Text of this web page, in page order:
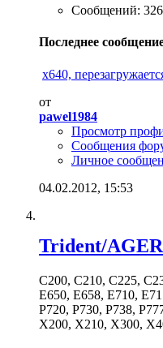
Сообщений: 326
Последнее
x640,
от
pawel1984
Просмотр
Сообщения
Личное
04.02.2012, 15:53
Trident/
C200, C210, C225,
E650, E658, E710,
P720, P730, P738,
X200, X210, X300,